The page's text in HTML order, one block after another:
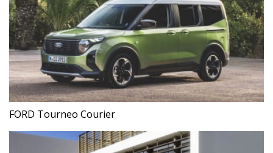
FORD Tourneo Courier